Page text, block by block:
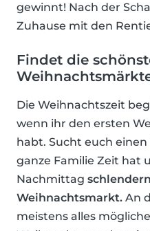
gewinnt! Nach der
Zuhause mit den
Findet die
Die Weihnachtszeit
wenn ihr den ersten
habt. Sucht euch einen
ganze Familie Zeit hat
Nachmittag
Weihnachtsmarkt. An
meistens alles